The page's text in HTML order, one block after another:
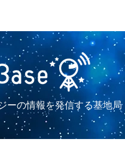
ーの情報を発信する基地局